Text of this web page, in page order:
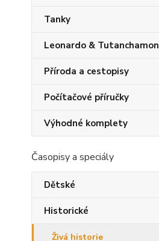
Tanky
Leonardo & Tutanchamon
Příroda a cestopisy
Počítačové příručky
Výhodné komplety
Časopisy a speciály
Dětské
Historické
Živá historie